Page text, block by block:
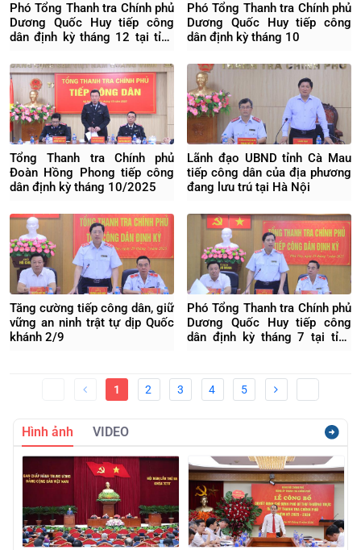
Phó Tổng Thanh tra Chính phủ
Dương Quốc Huy tiếp công
dân định kỳ tháng 12 tại tỉnh
Phó Tổng Thanh tra Chính phủ
Dương Quốc Huy tiếp công
dân định kỳ tháng 10
Tổng Thanh tra Chính phủ
Đoàn Hồng Phong tiếp công
dân định kỳ tháng 10/2025
Lãnh đạo UBND tỉnh Cà Mau
tiếp công dân của địa phương
đang lưu trú tại Hà Nội
Tăng cường tiếp công dân, giữ
vững an ninh trật tự dịp Quốc
khánh 2/9
Phó Tổng Thanh tra Chính phủ
Dương Quốc Huy tiếp công
dân định kỳ tháng 7 tại tỉnh
1 2 3 4 5
Hình ảnh VIDEO